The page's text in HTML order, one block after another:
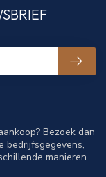
Bezoek dan
bedrijfsgegevens,
manieren